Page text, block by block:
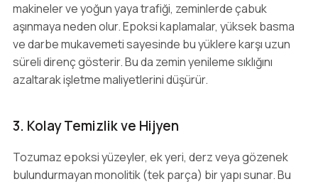
makineler ve yoğun yaya trafiği, zeminlerde çabuk
aşınmaya neden olur. Epoksi kaplamalar, yüksek basma
ve darbe mukavemeti sayesinde bu yüklere karşı uzun
süreli direnç gösterir. Bu da zemin yenileme sıklığını
azaltarak işletme maliyetlerini düşürür.
3. Kolay Temizlik ve Hijyen
Tozumaz epoksi yüzeyler, ek yeri, derz veya gözenek
bulundurmayan monolitik (tek parça) bir yapı sunar. Bu